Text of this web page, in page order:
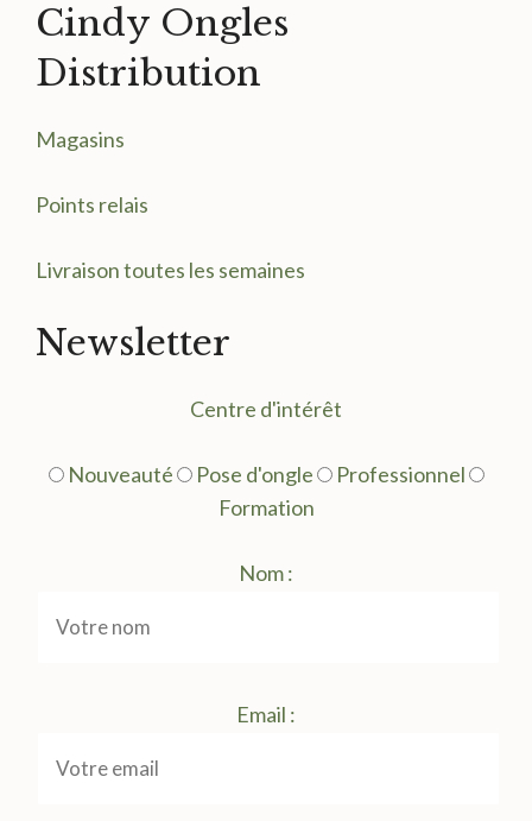
Cindy Ongles
Distribution
Magasins
Points relais
Livraison toutes les semaines
Newsletter
Centre d'intérêt
Nouveauté Pose d'ongle
Professionnel
Formation
Nom :
Email :